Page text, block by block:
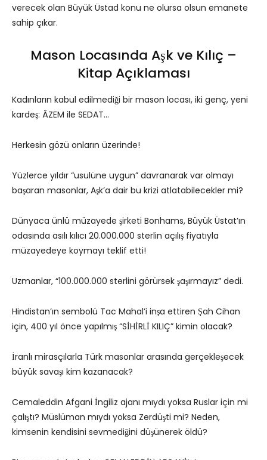
verecek olan Büyük Üstad konu ne olursa olsun emanete
sahip çıkar.
Mason Locasında Aşk ve Kılıç –
Kitap Açıklaması
Kadınların kabul edilmediği bir mason locası, iki genç, yeni
kardeş: ÂZEM ile SEDAT…
Herkesin gözü onların üzerinde!
Yüzlerce yıldır “usulüne uygun” davranarak var olmayı
başaran masonlar, Aşk’a dair bu krizi atlatabilecekler mi?
Dünyaca ünlü müzayede şirketi Bonhams, Büyük Üstat’ın
odasında asılı kılıcı 20.000.000 sterlin açılış fiyatıyla
müzayedeye koymayı teklif etti!
Uzmanlar, “100.000.000 sterlini görürsek şaşırmayız” dedi.
Hindistan’ın sembolü Tac Mahal’i inşa ettiren Şah Cihan
için, 400 yıl önce yapılmış “SİHİRLİ KILIÇ” kimin olacak?
İranlı mirasçılarla Türk masonlar arasında gerçekleşecek
büyük savaşı kim kazanacak?
Cemaleddin Afgani İngiliz ajanı mıydı yoksa Ruslar için mi
çalıştı? Müslüman mıydı yoksa Zerdüşti mi? Neden,
kimsenin kendisini sevmediğini düşünerek öldü?